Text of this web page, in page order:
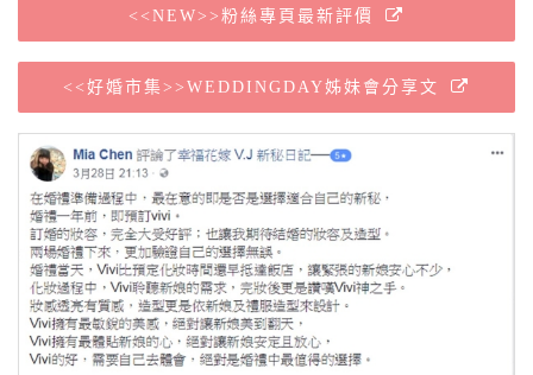
<<NEW>>粉絲專頁最新評價
<<好婚市集>>WEDDINGDAY姊妹會分享文